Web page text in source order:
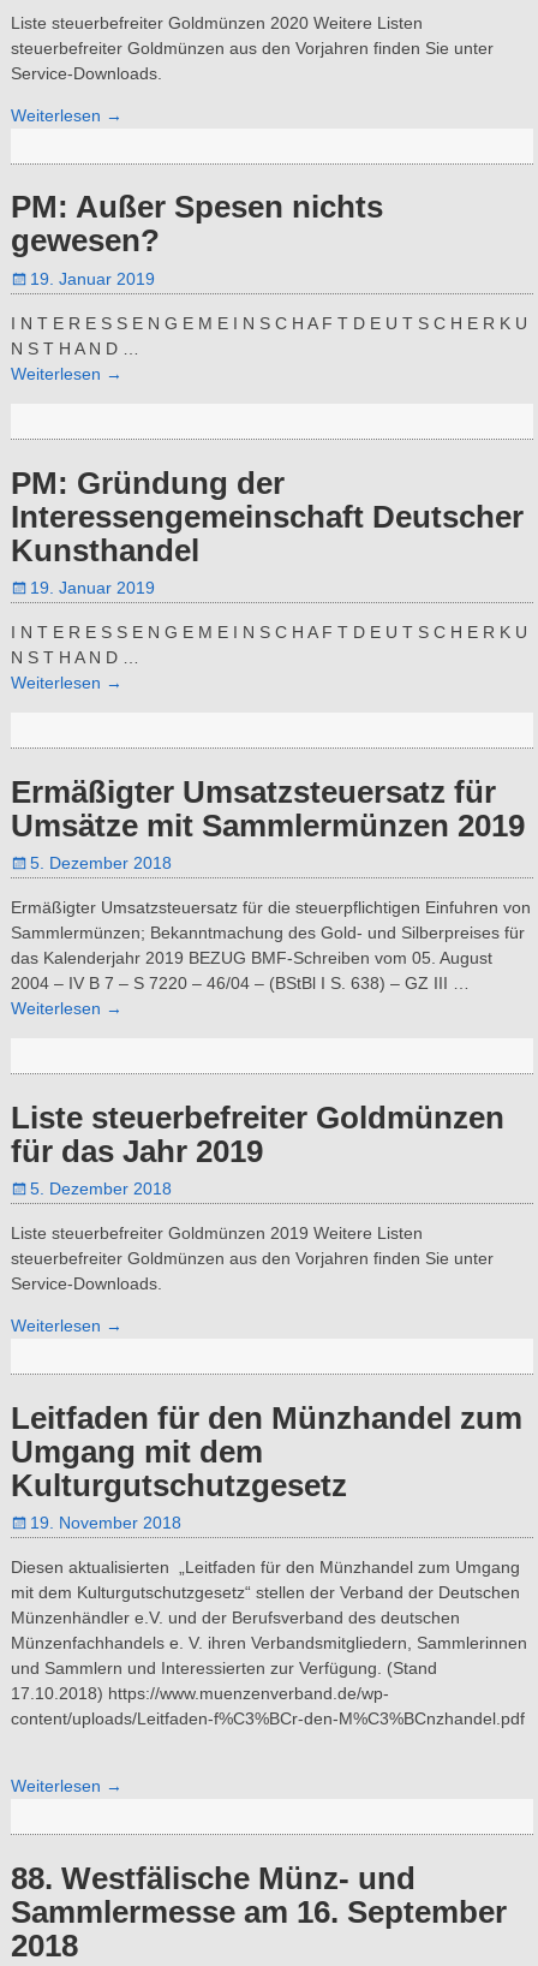
Liste steuerbefreiter Goldmünzen 2020 Weitere Listen
steuerbefreiter Goldmünzen aus den Vorjahren finden Sie unter
Service-Downloads.
Weiterlesen →
PM: Außer Spesen nichts
gewesen?
19. Januar 2019
I N T E R E S S E N G E M E I N S C H A F T D E U T S C H E R K U
N S T H A N D
Weiterlesen →
PM: Gründung der
Interessengemeinschaft Deutscher
Kunsthandel
19. Januar 2019
I N T E R E S S E N G E M E I N S C H A F T D E U T S C H E R K U
N S T H A N D
Weiterlesen →
Ermäßigter Umsatzsteuersatz für
Umsätze mit Sammlermünzen 2019
5. Dezember 2018
Ermäßigter Umsatzsteuersatz für die steuerpflichtigen Einfuhren von
Sammlermünzen; Bekanntmachung des Gold- und Silberpreises für
das Kalenderjahr 2019 BEZUG BMF-Schreiben vom 05. August
2004 – IV B 7 – S 7220 – 46/04 – (BStBl I S. 638) – GZ III …
Weiterlesen →
Liste steuerbefreiter Goldmünzen
für das Jahr 2019
5. Dezember 2018
Liste steuerbefreiter Goldmünzen 2019 Weitere Listen
steuerbefreiter Goldmünzen aus den Vorjahren finden Sie unter
Service-Downloads.
Weiterlesen →
Leitfaden für den Münzhandel zum
Umgang mit dem
Kulturgutschutzgesetz
19. November 2018
Diesen aktualisierten „Leitfaden für den Münzhandel zum Umgang
mit dem Kulturgutschutzgesetz“ stellen der Verband der Deutschen
Münzenhändler e.V. und der Berufsverband des deutschen
Münzenfachhandels e. V. ihren Verbandsmitgliedern, Sammlerinnen
und Sammlern und Interessierten zur Verfügung. (Stand
17.10.2018) https://www.muenzenverband.de/wp-
content/uploads/Leitfaden-f%C3%BCr-den-M%C3%BCnzhandel.pdf
Weiterlesen →
88. Westfälische Münz- und
Sammlermesse am 16. September
2018